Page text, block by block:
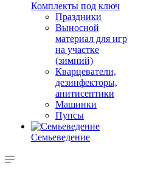
Комплекты под ключ
Праздники
Выносной
материал для игр
на участке
(зимний)
Кварцеватели,
дезинфекторы,
анитисептики
Машинки
Пупсы
Семьеведение